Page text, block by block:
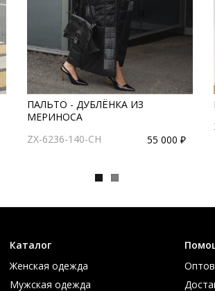
ПАЛЬТО - ДУБЛЁНКА ИЗ
МЕРИНОСА
ZX-6236-140-CH
55 000 ₽
Каталог
Женская одежда
Мужская одежда